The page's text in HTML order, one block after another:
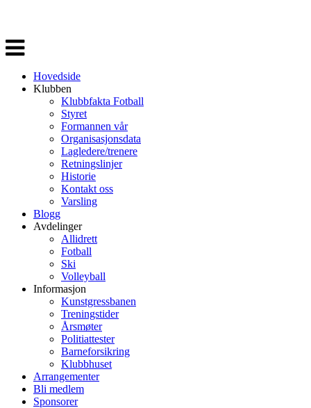
Veksle
navigasjon
Hovedside
Klubben
Klubbfakta Fotball
Styret
Formannen vår
Organisasjonsdata
Lagledere/trenere
Retningslinjer
Historie
Kontakt oss
Varsling
Blogg
Avdelinger
Allidrett
Fotball
Ski
Volleyball
Informasjon
Kunstgressbanen
Treningstider
Årsmøter
Politiattester
Barneforsikring
Klubbhuset
Arrangementer
Bli medlem
Sponsorer